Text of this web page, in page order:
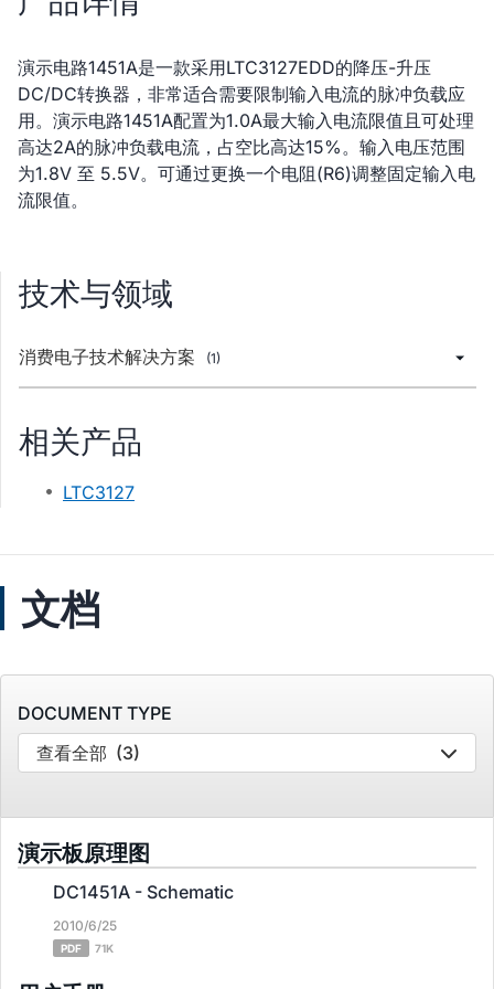
演示电路1451A是一款采用LTC3127EDD的降压-升压
DC/DC转换器，非常适合需要限制输入电流的脉冲负载应
用。演示电路1451A配置为1.0A最大输入电流限值且可处理
高达2A的脉冲负载电流，占空比高达15%。输入电压范围
为1.8V 至 5.5V。可通过更换一个电阻(R6)调整固定输入电
流限值。
技术与领域
消费电子技术解决方案 (1)
相关产品
LTC3127
文档
DOCUMENT TYPE
查看全部 (3)
演示板原理图
DC1451A - Schematic
2010/6/25
PDF 71K